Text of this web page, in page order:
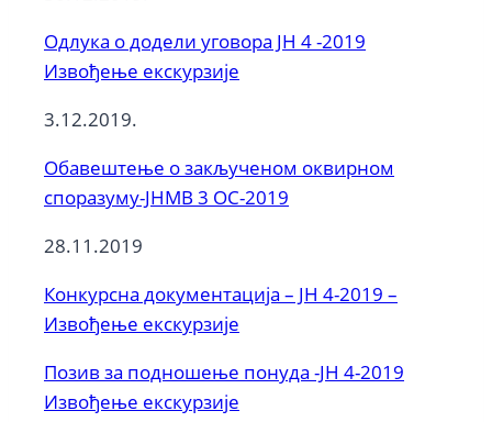
Одлука о додели уговора ЈН 4 -2019
Извођење екскурзије
3.12.2019.
Обавештење о закљученом оквирном
споразуму-ЈНМВ 3 ОС-2019
28.11.2019
Конкурсна документација – ЈН 4-2019 –
Извођење екскурзије
Позив за подношење понуда -ЈН 4-2019
Извођење екскурзије